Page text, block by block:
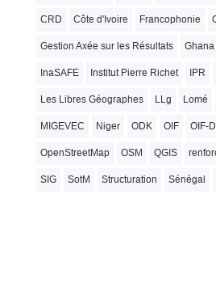
CRD Côte d'Ivoire Francophonie
Gestion Axée sur les Résultats Ghana
InaSAFE Institut Pierre Richet IPR
Les Libres Géographes LLg Lomé
MIGEVEC Niger ODK OIF OIF-
OpenStreetMap OSM QGIS
SIG SotM Structuration Sénégal